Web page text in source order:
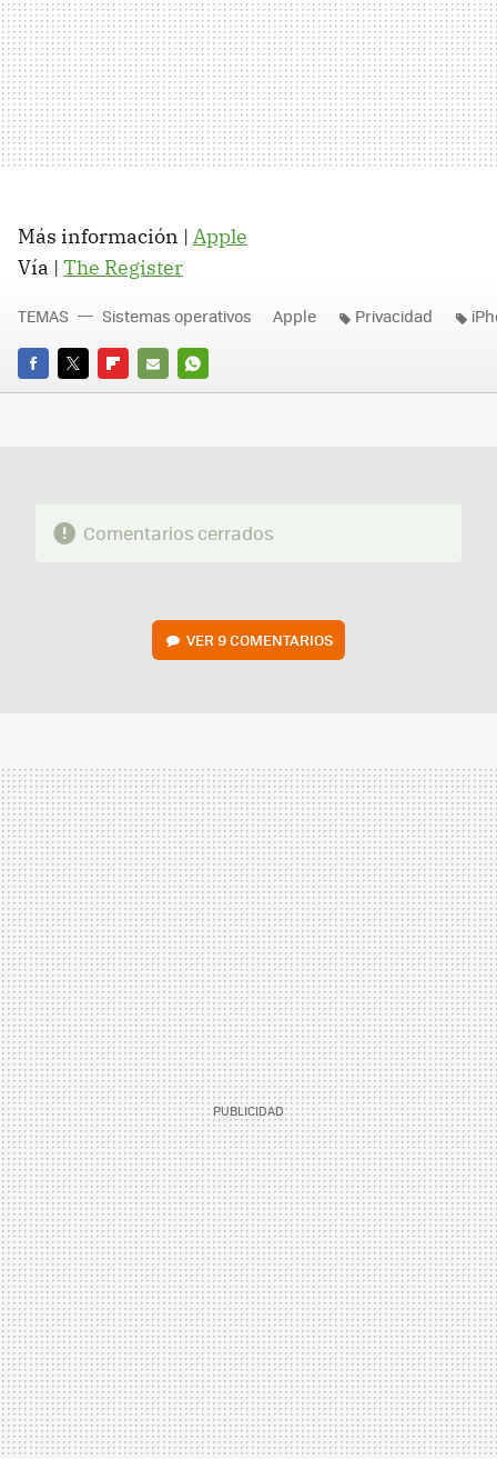
Más información | Apple
Vía | The Register
FACEBOOK
TWITTERFLIPBOARD
E-
WHATSAPP
TEMAS Sistemas operativos Apple Privacidad
Comentarios cerrados
VER 9 COMENTARIOS